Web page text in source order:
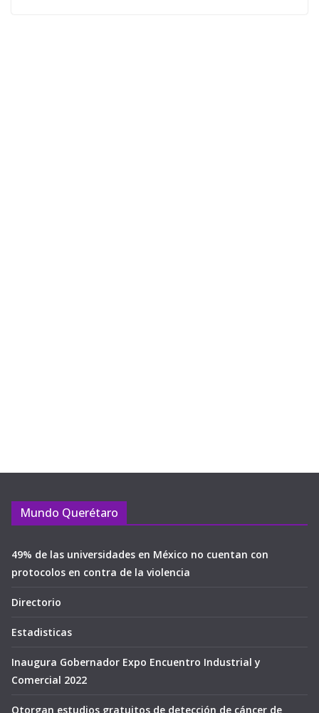
Mundo Querétaro
49% de las universidades en México no cuentan con
protocolos en contra de la violencia
Directorio
Estadisticas
Inaugura Gobernador Expo Encuentro Industrial y
Comercial 2022
Otorgan estudios gratuitos de detección de cáncer de